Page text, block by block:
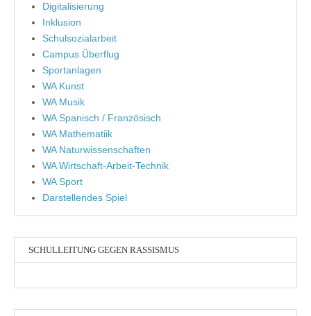
Digitalisierung
Inklusion
Schulsozialarbeit
Campus Überflug
Sportanlagen
WA Kunst
WA Musik
WA Spanisch / Französisch
WA Mathematiik
WA Naturwissenschaften
WA Wirtschaft-Arbeit-Technik
WA Sport
Darstellendes Spiel
SCHULLEITUNG GEGEN RASSISMUS